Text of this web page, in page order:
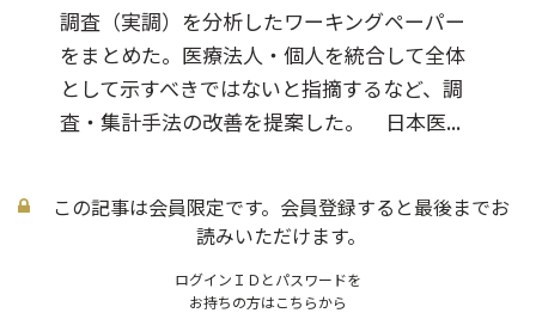
調査（実調）を分析したワーキングペーパー
をまとめた。医療法人・個人を統合して全体
として示すべきではないと指摘するなど、調
査・集計手法の改善を提案した。 日本医...
この記事は会員限定です。会員登録すると最後までお
読みいただけます。
ログインＩＤとパスワードを
お持ちの方はこちらから